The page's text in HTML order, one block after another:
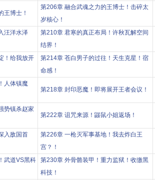
王博士！
第206章 融合武魂之力的王博士！击碎太
岁核心！
汪洋水泽
第210章 君寒的真正布局！许秋瓦解空间
结界！
！给我放开
第214章 苍白男子的过往！天生克星！宿
命感！
人体镇魔
第218章 封印恶魔！即将展开王者会议！
势镇杀赵家
第222章 诅咒来源！鼹鼠小姐返场！
入敌国首
第226章 一枪灭军事基地！我去炸白王
宫？！
武道VS黑科
第230章 外骨骼装甲！重力监狱！收缴黑
科技！